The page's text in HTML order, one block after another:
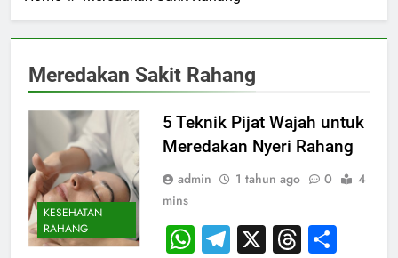
Meredakan Sakit Rahang
KESEHATAN
RAHANG
5 Teknik Pijat Wajah untuk
Meredakan Nyeri Rahang
admin 1 tahun ago 0
4
mins
WhatsApp
Telegram
X